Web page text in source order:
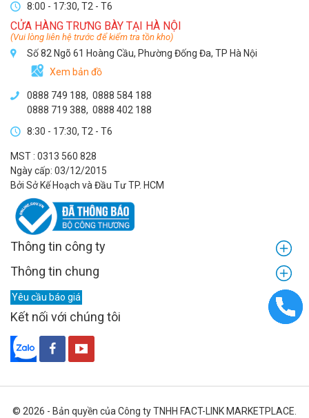
8:00 - 17:30, T2 - T6
CỬA HÀNG TRƯNG BÀY TẠI HÀ NỘI
(Vui lòng liên hệ trước để kiểm tra tồn kho)
Số 82 Ngõ 61 Hoàng Cầu, Phường Đống Đa, TP Hà Nội
Xem bản đồ
0888 749 188, 0888 584 188
0888 719 388, 0888 402 188
8:30 - 17:30, T2 - T6
MST : 0313 560 828
Ngày cấp: 03/12/2015
Bởi Sở Kế Hoạch và Đầu Tư TP. HCM
Thông tin công ty
Thông tin chung
Yêu cầu báo giá
Kết nối với chúng tôi
© 2026 - Bản quyền của Công ty TNHH FACT-LINK MARKETPLACE.